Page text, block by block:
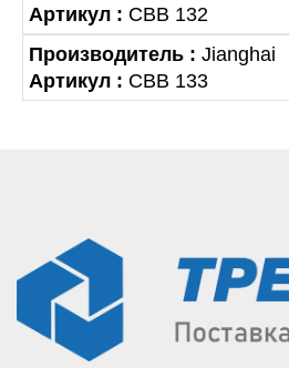
Артикул : CBB 132
Производитель : Jianghai
Артикул : CBB 133